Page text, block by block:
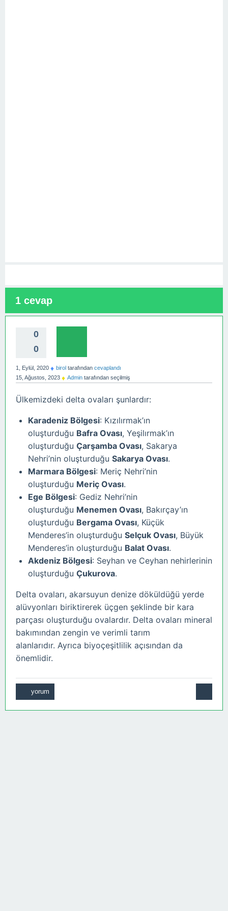
1 cevap
0
0
1, Eylül, 2020 ♦ birol tarafından cevaplandı
15, Ağustos, 2023 ♦ Admin tarafından seçilmiş
Ülkemizdeki delta ovaları şunlardır:
Karadeniz Bölgesi: Kızılırmak’ın
oluşturduğu Bafra Ovası, Yeşilırmak’ın
oluşturduğu Çarşamba Ovası, Sakarya
Nehri’nin oluşturduğu Sakarya Ovası.
Marmara Bölgesi: Meriç Nehri’nin
oluşturduğu Meriç Ovası.
Ege Bölgesi: Gediz Nehri’nin
oluşturduğu Menemen Ovası, Bakırçay’ın
oluşturduğu Bergama Ovası, Küçük
Menderes’in oluşturduğu Selçuk Ovası, Büyük
Menderes’in oluşturduğu Balat Ovası.
Akdeniz Bölgesi: Seyhan ve Ceyhan nehirlerinin
oluşturduğu Çukurova.
Delta ovaları, akarsuyun denize döküldüğü yerde
alüvyonları biriktirerek üçgen şeklinde bir kara
parçası oluşturduğu ovalardır. Delta ovaları mineral
bakımından zengin ve verimli tarım
alanlarıdır. Ayrıca biyoçeşitlilik açısından da
önemlidir.